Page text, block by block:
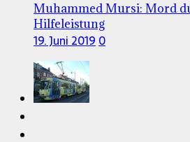
Muhammed Mursi: Mord
Hilfeleistung
19. Juni 2019 0